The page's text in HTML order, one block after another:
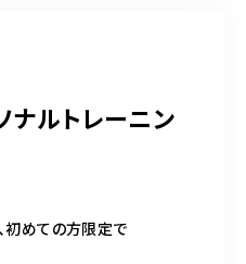
ナルトレーニン
初めての方限定で
ス
わせはこちら